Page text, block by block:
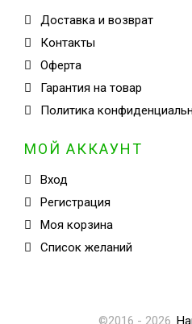
Доставка и возврат
Контакты
Оферта
Гарантия на товар
Политика
МОЙ АККАУНТ
Вход
Регистрация
Моя корзина
Cписок желаний
©2016 - 2026